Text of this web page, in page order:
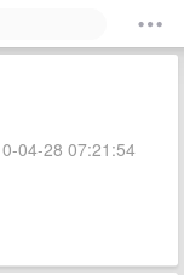
04-28 07:21:54